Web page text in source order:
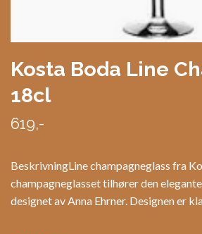
Kosta Boda Line
18cl
619,-
BeskrivningLine champagneglass fra
champagneglasset tilhører den
designet av Anna Ehrner. Designen er